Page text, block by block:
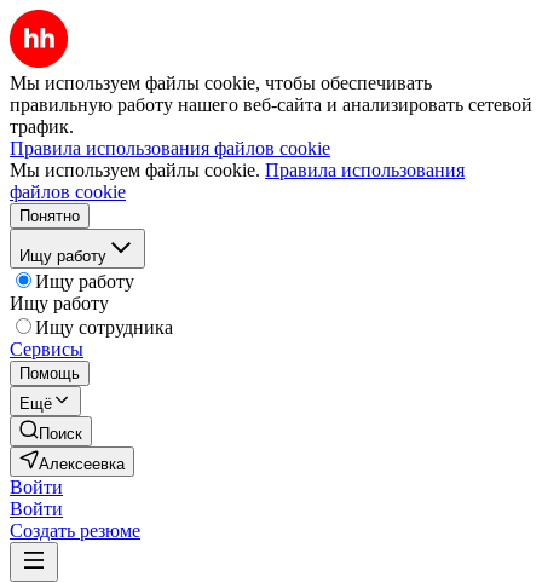
Мы используем файлы cookie, чтобы обеспечивать
правильную работу нашего веб-сайта и анализировать сетевой
трафик.
Правила использования файлов cookie
Мы используем файлы cookie. Правила использования
файлов cookie
Понятно
Ищу работу
Ищу работу
Ищу работу
Ищу сотрудника
Сервисы
Помощь
Ещё
Поиск
Алексеевка
Войти
Войти
Создать резюме